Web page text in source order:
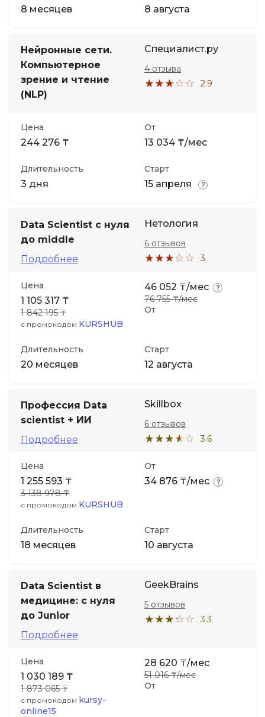
8 месяцев 8 августа
Нейронные сети.
Компьютерное
зрение и чтение
(NLP)
Специалист.ру
2.9
4 отзыва
Цена
244 276 ₸
От
13 034 ₸/мес
Длительность
3 дня
Старт
15 апреля
Data Scientist с нуля
до middle
Подробнее
Нетология
3
6 отзывов
Цена
1 105 317 ₸
1 842 195 ₸
с промокодом KURSHUB
От
46 052 ₸/мес
76 755 ₸/мес
Длительность
20 месяцев
Старт
12 августа
Профессия Data
scientist + ИИ
Подробнее
Skillbox
3.6
6 отзывов
Цена
1 255 593 ₸
3 138 978 ₸
с промокодом KURSHUB
От
34 876 ₸/мес
Длительность
18 месяцев
Старт
10 августа
Data Scientist в
медицине: с нуля
до Junior
Подробнее
GeekBrains
3.3
5 отзывов
Цена
1 030 189 ₸
1 873 065 ₸
с промокодом kursy-
online15
От
28 620 ₸/мес
51 016 ₸/мес